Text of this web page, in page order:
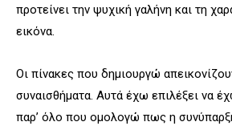
προτείνει την ψυχική γαλήνη και τη
εικόνα.
Οι πίνακες που δημιουργώ
συναισθήματα. Αυτά έχω επιλέξει να
παρ’ όλο που ομολογώ πως η